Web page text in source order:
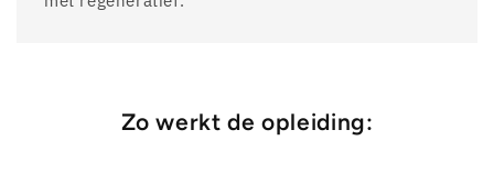
Zo werkt de opleiding: